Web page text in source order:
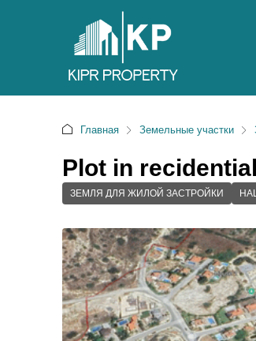
Главная Земельные участки
Plot in
ЗЕМЛЯ ДЛЯ ЖИЛОЙ ЗАСТРОЙКИ